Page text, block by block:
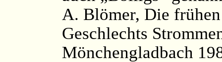
A. Blömer, Die
Geschlechts
Mönchengladbach